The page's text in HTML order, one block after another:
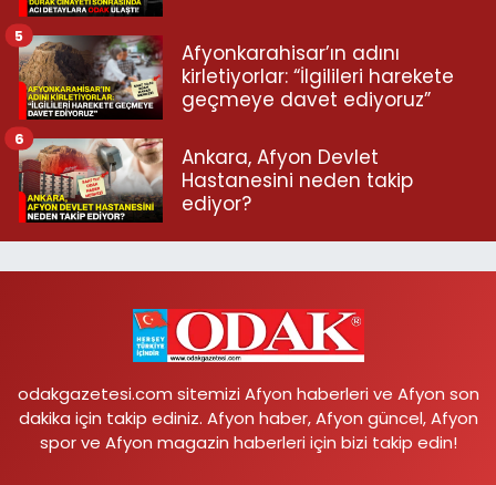
Afyonkarahisar’ın adını
kirletiyorlar: “İlgilileri harekete
geçmeye davet ediyoruz”
5
Ankara, Afyon Devlet
Hastanesini neden takip
ediyor?
6
odakgazetesi.com sitemizi Afyon haberleri ve Afyon son
dakika için takip ediniz. Afyon haber, Afyon güncel, Afyon
spor ve Afyon magazin haberleri için bizi takip edin!